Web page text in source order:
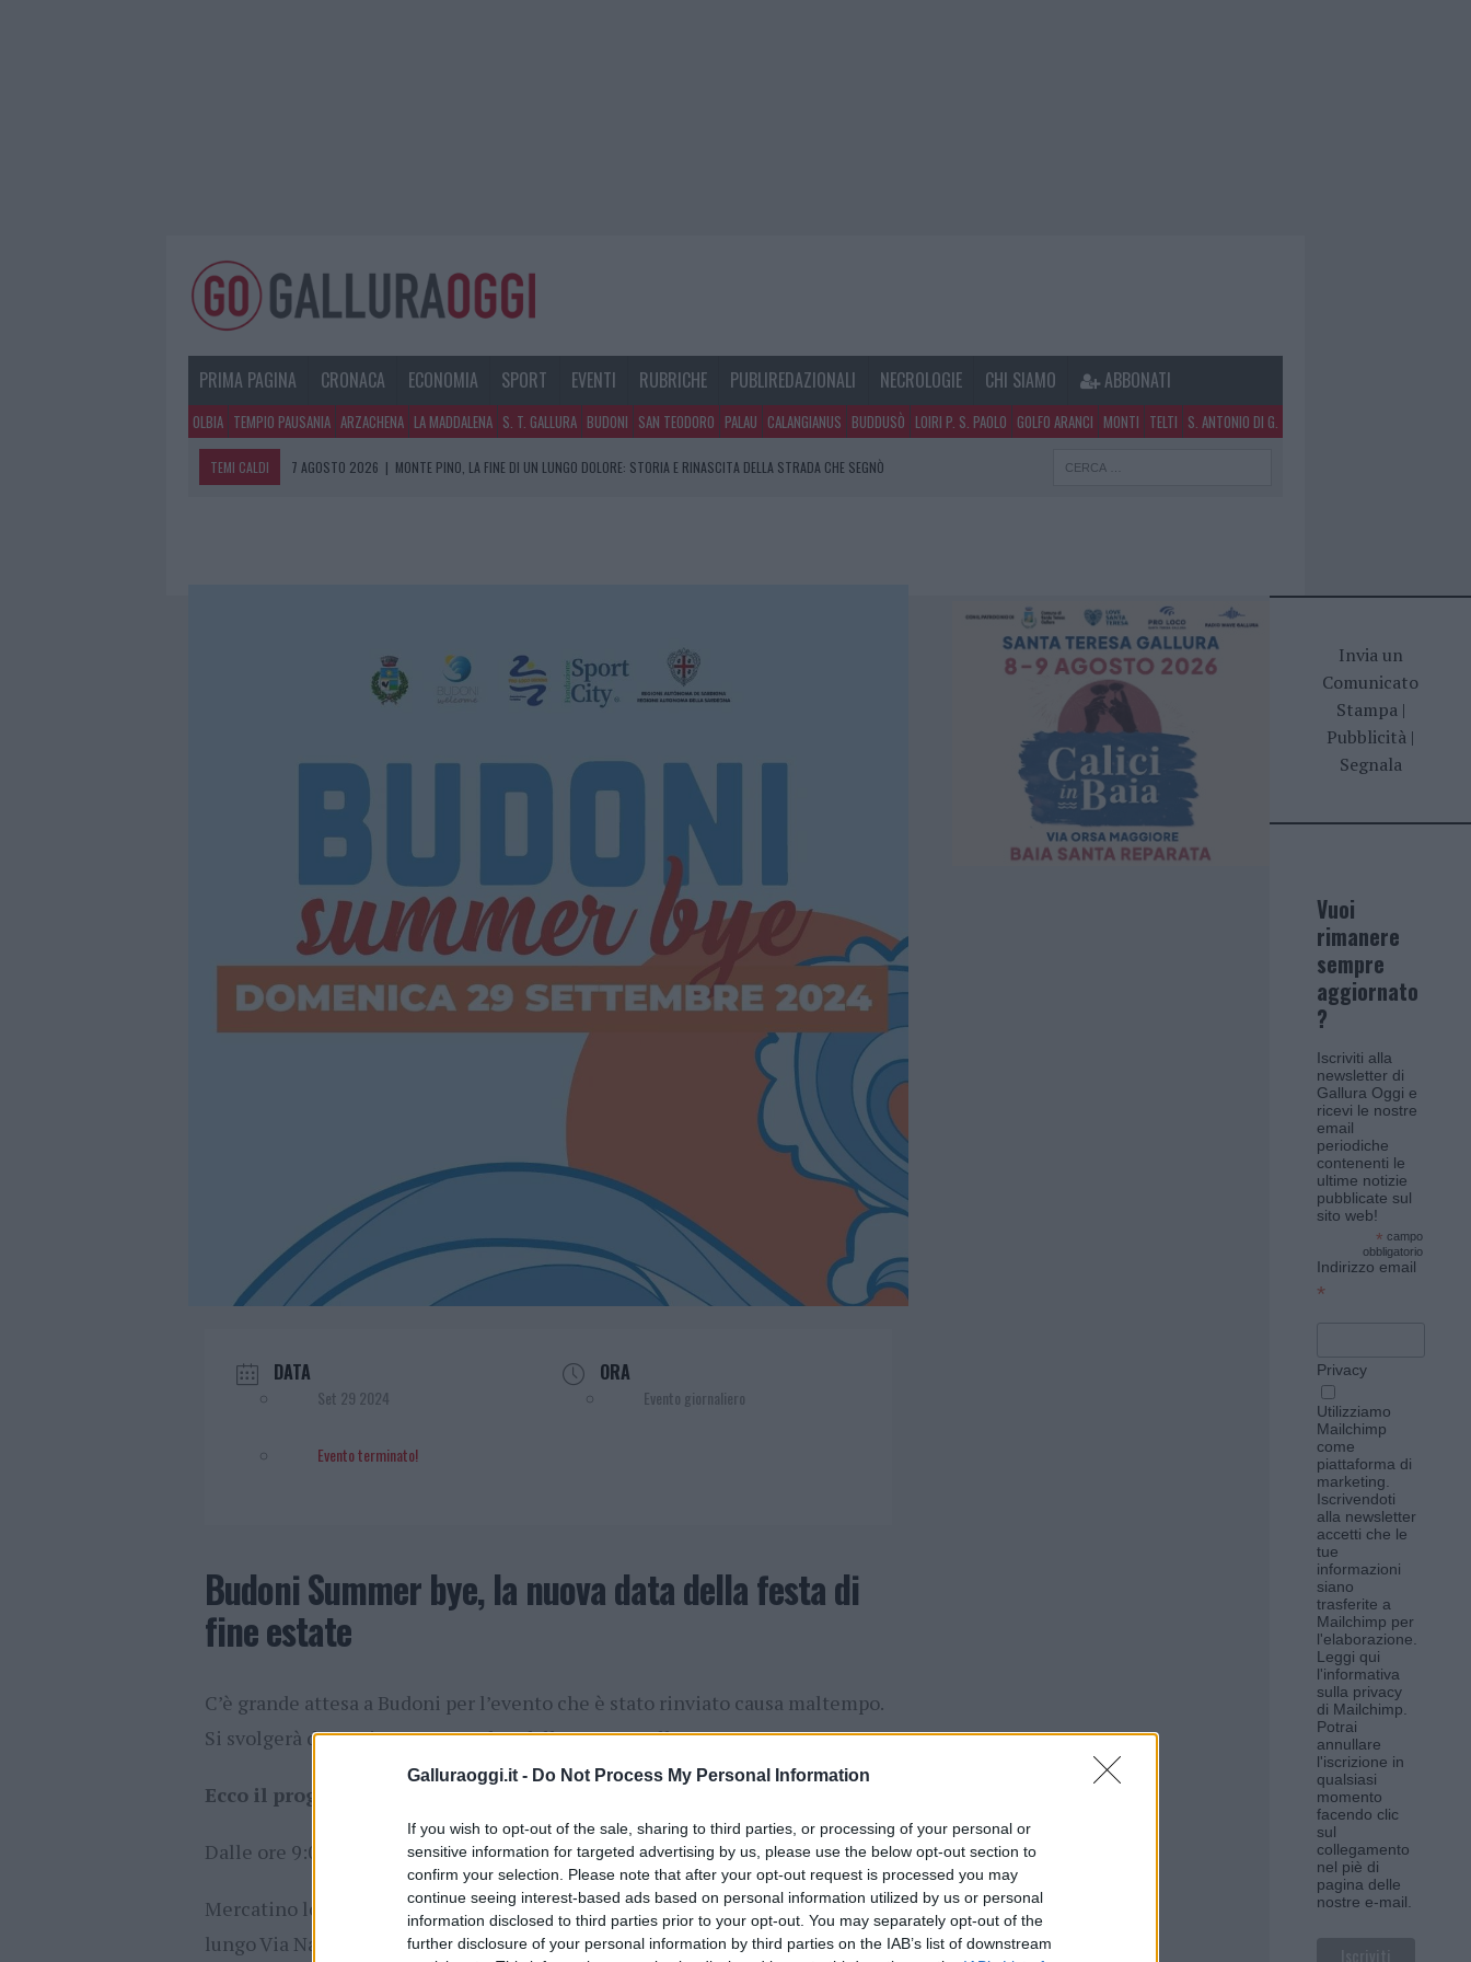
Galluraoggi.it - Do Not Process My Personal Information
If you wish to opt-out of the sale, sharing to third parties, or processing of your personal or
sensitive information for targeted advertising by us, please use the below opt-out section to
confirm your selection. Please note that after your opt-out request is processed you may
continue seeing interest-based ads based on personal information utilized by us or personal
information disclosed to third parties prior to your opt-out. You may separately opt-out of the
further disclosure of your personal information by third parties on the IAB’s list of downstream
PRIMA PAGINA CRONACA ECONOMIA SPORT EVENTI RUBRICHE PUBLIREDAZIONALI NECROLOGIE CHI SIAMO ABBONATI
OLBIA TEMPIO PAUSANIA ARZACHENA LA MADDALENA S. T. GALLURA BUDONI SAN TEODORO PALAU CALANGIANUS BUDDUSÒ LOIRI P. S. PAOLO GOLFO ARANCI MONTI TELTI S. ANTONIO DI G.
TEMI CALDI 7 AGOSTO 2026 | MONTE PINO, LA FINE DI UN LUNGO DOLORE: STORIA E RINASCITA DELLA STRADA CHE SEGNÒ
PAUSA CAFFÈ IMPECCABILE: COME SCEGLIERE LA SOLUZIONE IDEALE PER LA CASA E L’UFFICIO
DATA
Set 29 2024
Evento terminato!
ORA
Evento giornaliero
Budoni Summer bye, la nuova data della festa di
fine estate
C’è grande attesa a Budoni per l’evento che è stato rinviato causa maltempo.
Si svolgerà domenica 22 settembre dalle ore 9:00 alle ore 24:00.
Ecco il programma nel dettaglio:
Dalle ore 9:00 alle ore 24:00
Mercatino locale con i migliori prodotti enogastronomici e artigianali –
lungo Via Nazionale – Budoni
Invia un
Comunicato
Stampa|
Pubblicità |
Segnala
Vuoi
rimanere
sempre
aggiornato
?
Iscriviti alla
newsletter di
Gallura Oggi e
ricevi le nostre
email
periodiche
contenenti le
ultime notizie
pubblicate sul
sito web!
* campo
obbligatorio
Indirizzo email
*
Privacy
Utilizziamo
Mailchimp
come
piattaforma di
marketing.
Iscrivendoti
alla newsletter
accetti che le
tue
informazioni
siano
trasferite a
Mailchimp per
l'elaborazione.
Leggi qui
l'informativa
sulla privacy
di Mailchimp.
Potrai
annullare
l'iscrizione in
qualsiasi
momento
facendo clic
sul
collegamento
nel piè di
pagina delle
nostre e-mail.